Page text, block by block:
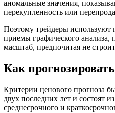
аномальные значения,
перекупленность или
Поэтому трейдеры используют
приемы графического
масштаб, предпочитая не
Как
Критерии ценового прогноза
двух последних лет и состоят
среднесрочного и